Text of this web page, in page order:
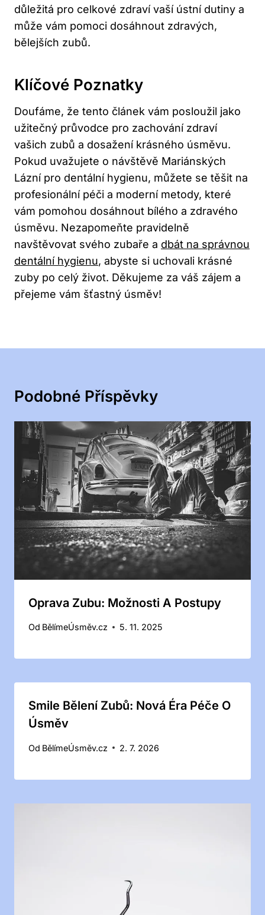
důležitá pro celkové zdraví vaší ústní dutiny a
může vám pomoci dosáhnout zdravých,
bělejších zubů.
Klíčové Poznatky
Doufáme, že tento článek vám posloužil jako
užitečný průvodce pro zachování zdraví
vašich zubů a dosažení krásného úsměvu.
Pokud uvažujete o návštěvě Mariánských
Lázní pro dentální hygienu, můžete se těšit na
profesionální péči a moderní metody, které
vám pomohou dosáhnout bílého a zdravého
úsměvu. Nezapomeňte pravidelně
navštěvovat svého zubaře a dbát na správnou
dentální hygienu, abyste si uchovali krásné
zuby po celý život. Děkujeme za váš zájem a
přejeme vám šťastný úsměv!
Podobné Příspěvky
Oprava Zubu: Možnosti A Postupy
Od BělímeÚsměv.cz 5. 11. 2025
Smile Bělení Zubů: Nová Éra Péče O
Úsměv
Od BělímeÚsměv.cz 2. 7. 2026